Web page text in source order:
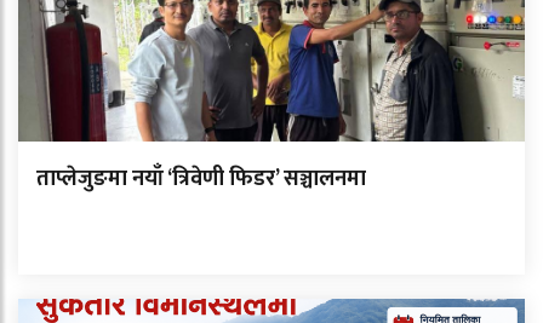
ताप्लेजुङमा नयाँ ‘त्रिवेणी फिडर’ सञ्चालनमा